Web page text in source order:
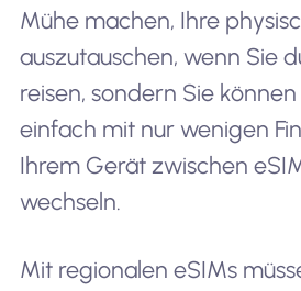
Mühe machen, Ihre
auszutauschen, wenn Sie
reisen, sondern Sie
einfach mit nur wenigen
Ihrem Gerät zwischen
wechseln.
Mit regionalen eSIMs